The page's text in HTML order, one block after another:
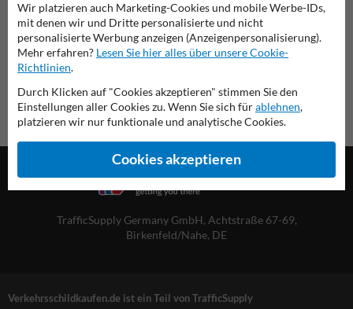
Übersicht der offiziellen Verkehrsschilder
Verkehrsschildkaufen.de
TrafficSupply Germany GmbH, Achtstraße 67-69,
Birkenfeld/Nahe, DE
Verkehrsschildkaufen.de ist ein Teil von TrafficSupply
Wir platzieren auch Marketing-Cookies und mobile Werbe-IDs,
mit denen wir und Dritte personalisierte und nicht
personalisierte Werbung anzeigen (Anzeigenpersonalisierung).
Mehr erfahren? Lesen Sie hier alles über unsere Cookie-
Richtlinien.
Durch Klicken auf "Cookies akzeptieren" stimmen Sie den
Einstellungen aller Cookies zu. Wenn Sie sich fürablehnen,
platzieren wir nur funktionale und analytische Cookies.
Cookies akzeptieren